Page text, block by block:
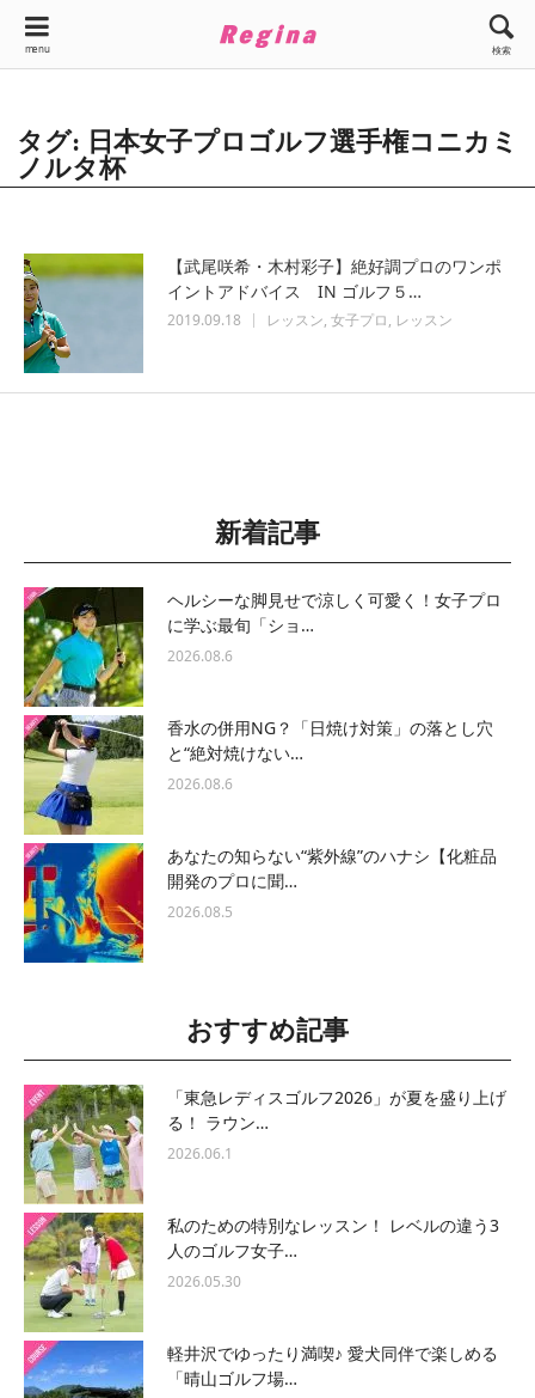
menu 検索
タグ: 日本女子プロゴルフ選手権コニカミ
ノルタ杯
【武尾咲希・木村彩子】絶好調プロのワンポ
イントアドバイス IN ゴルフ５…
2019.09.18 レッスン 女子プロ レッスン
新着記事
ヘルシーな脚見せで涼しく可愛く！女子プロ
に学ぶ最旬「ショ…
2026.08.6
香水の併用NG？「日焼け対策」の落とし穴
と“絶対焼けない…
2026.08.6
あなたの知らない“紫外線”のハナシ【化粧品
開発のプロに聞…
2026.08.5
おすすめ記事
「東急レディスゴルフ2026」が夏を盛り上げ
る！ ラウン…
2026.06.1
私のための特別なレッスン！ レベルの違う3
人のゴルフ女子…
2026.05.30
軽井沢でゆったり満喫♪ 愛犬同伴で楽しめる
「晴山ゴルフ場…